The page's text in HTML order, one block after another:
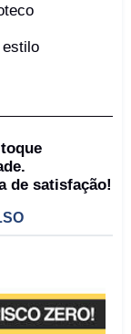
estilo
de satisfação!